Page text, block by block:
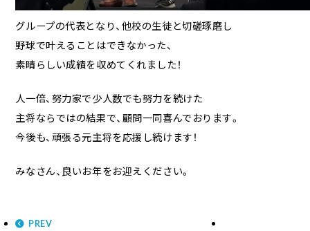
グループの代表となり、他校の生徒と切磋琢磨し
野球で叶えることはできなかった、
素晴らしい成績を収めてくれました！
人一倍、努力家で少人数でも努力を続けた
主将ならではの結果で、顧問一同喜んでおります。
今後も、頑張る元主将を応援し続けます！
みなさん、良いお年をお迎えください。
PREV